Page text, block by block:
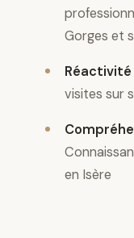
Gorges et
Réactivité
visites sur
en Isère